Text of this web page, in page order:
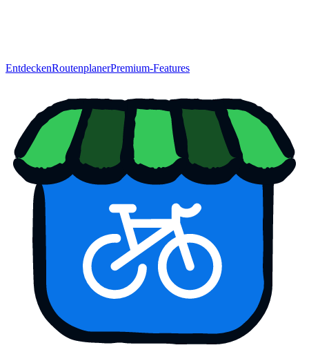
EntdeckenRoutenplanerPremium-Features